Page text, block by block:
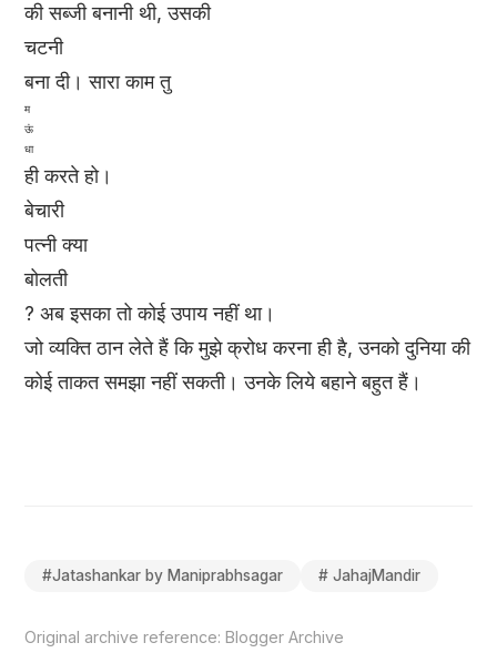
की सब्जी बनानी थी, उसकी
चटनी
बना दी। सारा काम तु
म
ऊं
धा
ही करते हो।
बेचारी
पत्नी क्या
बोलती
? अब इसका तो कोई उपाय नहीं था।
जो व्यक्ति ठान लेते हैं कि मुझे क्रोध करना ही है, उनको दुनिया की
कोई ताकत समझा नहीं सकती। उनके लिये बहाने बहुत हैं।
#Jatashankar by Maniprabhsagar # JahajMandir
Original archive reference:Blogger Archive